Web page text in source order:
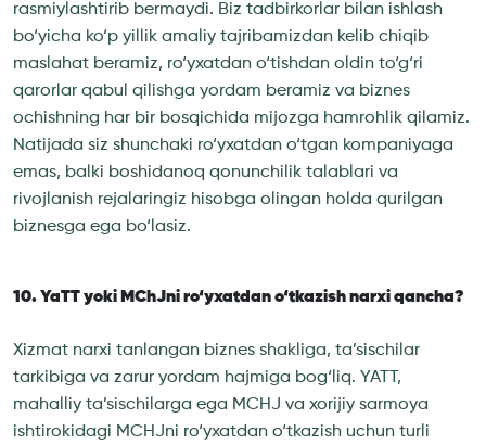
rasmiylashtirib bermaydi. Biz tadbirkorlar bilan ishlash
bo‘yicha ko‘p yillik amaliy tajribamizdan kelib chiqib
maslahat beramiz, ro‘yxatdan o‘tishdan oldin to‘g‘ri
qarorlar qabul qilishga yordam beramiz va biznes
ochishning har bir bosqichida mijozga hamrohlik qilamiz.
Natijada siz shunchaki ro‘yxatdan o‘tgan kompaniyaga
emas, balki boshidanoq qonunchilik talablari va
rivojlanish rejalaringiz hisobga olingan holda qurilgan
biznesga ega bo‘lasiz.
10. YaTT yoki MChJni ro‘yxatdan o‘tkazish narxi qancha?
Xizmat narxi tanlangan biznes shakliga, ta’sischilar
tarkibiga va zarur yordam hajmiga bog‘liq. YATT,
mahalliy ta’sischilarga ega MCHJ va xorijiy sarmoya
ishtirokidagi MCHJni ro‘yxatdan o‘tkazish uchun turli